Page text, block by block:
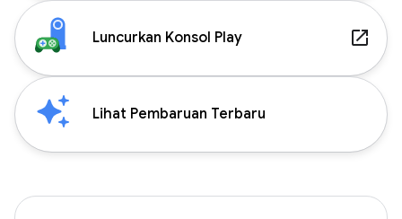
Luncurkan Konsol Play launch
Lihat Pembaruan Terbaru